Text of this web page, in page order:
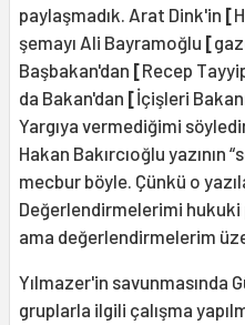
paylaşmadık. Arat Dink'in [
şemayı Ali Bayramoğlu [
Başbakan'dan [Recep
da Bakan'dan [İçişleri
Yargıya vermediğimi
Hakan Bakırcıoğlu yazının
mecbur böyle. Çünkü o
Değerlendirmelerimi
ama değerlendirmelerim
Yılmazer'in savunmasında
gruplarla ilgili çalışma